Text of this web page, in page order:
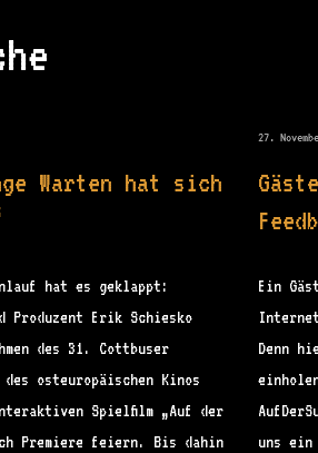
Warten hat sich
hat es geklappt:
Produzent Erik Schiesko
des 31. Cottbuser
osteuropäischen Kinos
Spielfilm „Auf der
Premiere feiern. Bis dahin
27.
Ein
Denn
uns